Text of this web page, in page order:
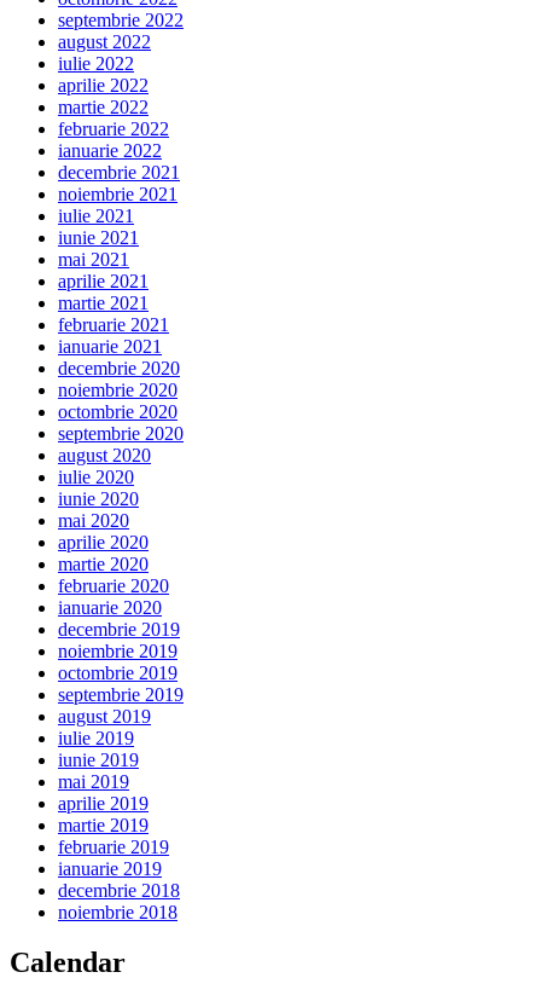
septembrie 2022
august 2022
iulie 2022
aprilie 2022
martie 2022
februarie 2022
ianuarie 2022
decembrie 2021
noiembrie 2021
iulie 2021
iunie 2021
mai 2021
aprilie 2021
martie 2021
februarie 2021
ianuarie 2021
decembrie 2020
noiembrie 2020
octombrie 2020
septembrie 2020
august 2020
iulie 2020
iunie 2020
mai 2020
aprilie 2020
martie 2020
februarie 2020
ianuarie 2020
decembrie 2019
noiembrie 2019
octombrie 2019
septembrie 2019
august 2019
iulie 2019
iunie 2019
mai 2019
aprilie 2019
martie 2019
februarie 2019
ianuarie 2019
decembrie 2018
noiembrie 2018
Calendar